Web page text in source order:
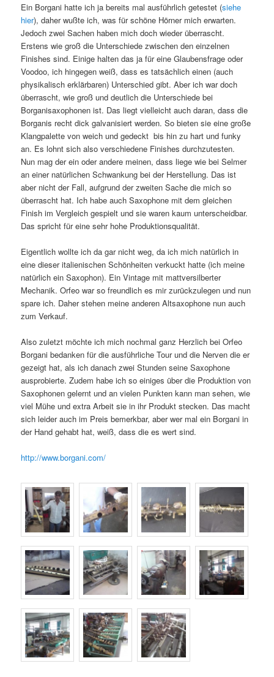
Ein Borgani hatte ich ja bereits mal ausführlich getestet (siehe
hier), daher wußte ich, was für schöne Hörner mich erwarten.
Jedoch zwei Sachen haben mich doch wieder überrascht.
Erstens wie groß die Unterschiede zwischen den einzelnen
Finishes sind. Einige halten das ja für eine Glaubensfrage oder
Voodoo, ich hingegen weiß, dass es tatsächlich einen (auch
physikalisch erklärbaren) Unterschied gibt. Aber ich war doch
überrascht, wie groß und deutlich die Unterschiede bei
Borganisaxophonen ist. Das liegt vielleicht auch daran, dass die
Borganis recht dick galvanisiert werden. So bieten sie eine große
Klangpalette von weich und gedeckt bis hin zu hart und funky
an. Es lohnt sich also verschiedene Finishes durchzutesten.
Nun mag der ein oder andere meinen, dass liege wie bei Selmer
an einer natürlichen Schwankung bei der Herstellung. Das ist
aber nicht der Fall, aufgrund der zweiten Sache die mich so
überrascht hat. Ich habe auch Saxophone mit dem gleichen
Finish im Vergleich gespielt und sie waren kaum unterscheidbar.
Das spricht für eine sehr hohe Produktionsqualität.
Eigentlich wollte ich da gar nicht weg, da ich mich natürlich in
eine dieser italienischen Schönheiten verkuckt hatte (ich meine
natürlich ein Saxophon). Ein Vintage mit mattversilberter
Mechanik. Orfeo war so freundlich es mir zurückzulegen und nun
spare ich. Daher stehen meine anderen Altsaxophone nun auch
zum Verkauf.
Also zuletzt möchte ich mich nochmal ganz Herzlich bei Orfeo
Borgani bedanken für die ausführliche Tour und die Nerven die er
gezeigt hat, als ich danach zwei Stunden seine Saxophone
ausprobierte. Zudem habe ich so einiges über die Produktion von
Saxophonen gelernt und an vielen Punkten kann man sehen, wie
viel Mühe und extra Arbeit sie in ihr Produkt stecken. Das macht
sich leider auch im Preis bemerkbar, aber wer mal ein Borgani in
der Hand gehabt hat, weiß, dass die es wert sind.
http://www.borgani.com/